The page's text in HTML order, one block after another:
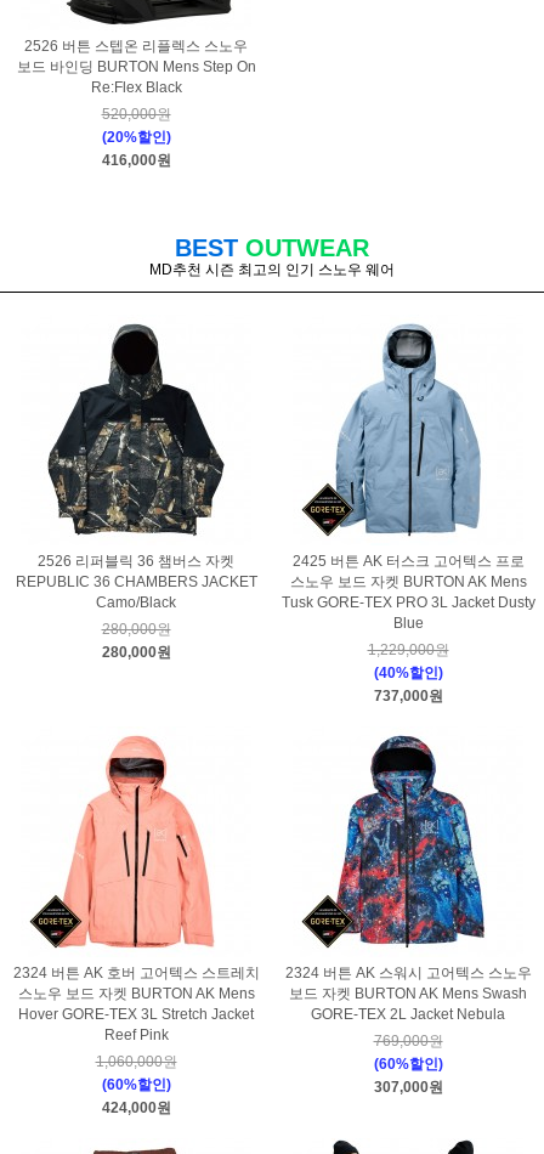
2526 버튼 스텝온 리플렉스 스노우
보드 바인딩 BURTON Mens Step On
Re:Flex Black
520,000원
(20%할인)
416,000원
BEST OUTWEAR
MD추천 시즌 최고의 인기 스노우 웨어
2526 리퍼블릭 36 챔버스 자켓
REPUBLIC 36 CHAMBERS JACKET
Camo/Black
280,000원
280,000원
2425 버튼 AK 터스크 고어텍스 프로
스노우 보드 자켓 BURTON AK Mens
Tusk GORE-TEX PRO 3L Jacket Dusty
Blue
1,229,000원
(40%할인)
737,000원
2324 버튼 AK 호버 고어텍스 스트레치
스노우 보드 자켓 BURTON AK Mens
Hover GORE-TEX 3L Stretch Jacket
Reef Pink
1,060,000원
(60%할인)
424,000원
2324 버튼 AK 스워시 고어텍스 스노우
보드 자켓 BURTON AK Mens Swash
GORE-TEX 2L Jacket Nebula
769,000원
(60%할인)
307,000원